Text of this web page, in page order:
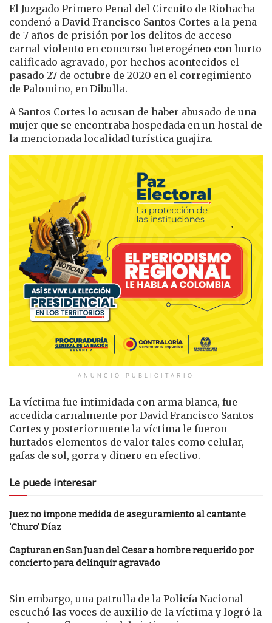
El Juzgado Primero Penal del Circuito de Riohacha
condenó a David Francisco Santos Cortes a la pena
de 7 años de prisión por los delitos de acceso
carnal violento en concurso heterogéneo con hurto
calificado agravado, por hechos acontecidos el
pasado 27 de octubre de 2020 en el corregimiento
de Palomino, en Dibulla.
A Santos Cortes lo acusan de haber abusado de una
mujer que se encontraba hospedada en un hostal de
la mencionada localidad turística guajira.
ANUNCIO PUBLICITARIO
La víctima fue intimidada con arma blanca, fue
accedida carnalmente por David Francisco Santos
Cortes y posteriormente la víctima le fueron
hurtados elementos de valor tales como celular,
gafas de sol, gorra y dinero en efectivo.
Le puede interesar
Juez no impone medida de aseguramiento al cantante
‘Churo’ Díaz
Capturan en San Juan del Cesar a hombre requerido por
concierto para delinquir agravado
Sin embargo, una patrulla de la Policía Nacional
escuchó las voces de auxilio de la víctima y logró la